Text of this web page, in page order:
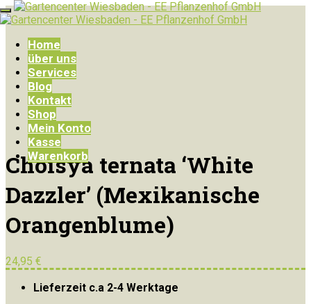
Home
über uns
Services
Blog
Kontakt
Shop
Mein Konto
Kasse
Warenkorb
Choisya ternata ‘White
Dazzler’ (Mexikanische
Orangenblume)
24,95 €
Lieferzeit c.a 2-4 Werktage